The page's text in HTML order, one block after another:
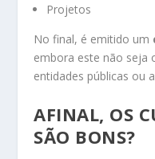
Projetos
No final, é emitido um
embora este não seja
entidades públicas ou
AFINAL, OS
SÃO BONS?